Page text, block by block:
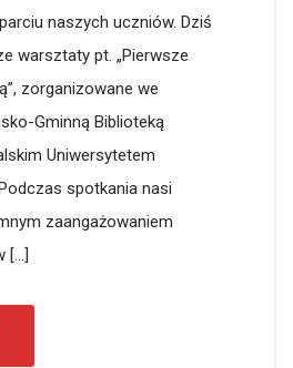
naszych uczniów. Dziś
warsztaty pt. „Pierwsze
zorganizowane we
Gminną Biblioteką
Uniwersytetem
spotkania nasi
zaangażowaniem
[…]